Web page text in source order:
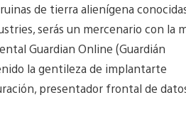
de tierra alienígena
serás un mercenario con la
Guardian Online (Guardián
la gentileza de implantarte
presentador frontal de